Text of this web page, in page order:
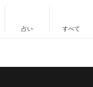
占い すべて